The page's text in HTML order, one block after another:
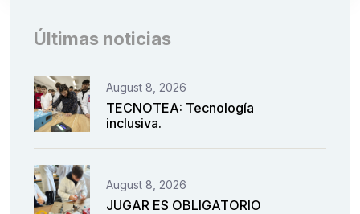
Últimas noticias
August 8, 2026
TECNOTEA: Tecnología
inclusiva.
August 8, 2026
JUGAR ES OBLIGATORIO